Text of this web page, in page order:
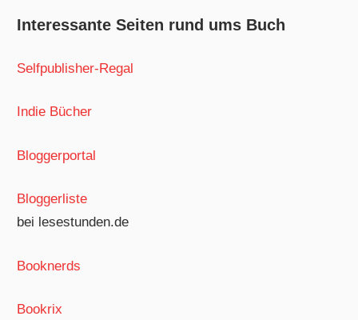
Interessante Seiten rund ums Buch
Selfpublisher-Regal
Indie Bücher
Bloggerportal
Bloggerliste
bei lesestunden.de
Booknerds
Bookrix